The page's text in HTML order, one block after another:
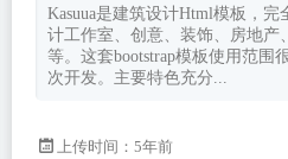
Kasuua是建筑设计Html模板，
计工作室、创意、装饰、房地产
等。这套bootstrap模板使用范围
次开发。主要特色充分...
上传时间：5年前